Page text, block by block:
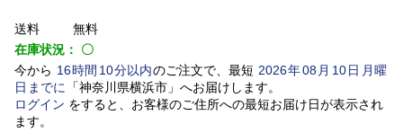
送料
無料
在庫状況： 〇
今から 16時間 10分以内のご注文で、最短 2026年08 月 10日月曜
日 までに 「神奈川県横浜市」 へお届けします。
ログイン をすると、お客様のご住所への最短お届け日が表示され
ます。